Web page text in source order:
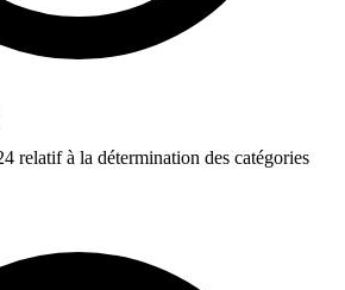
relatif à la détermination des catégories